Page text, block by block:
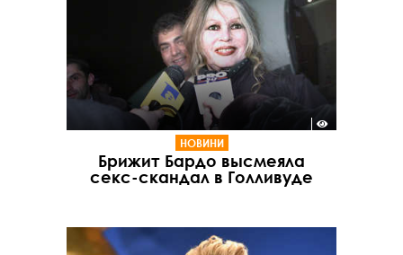
НОВИНИ
Брижит Бардо высмеяла
секс-скандал в Голливуде